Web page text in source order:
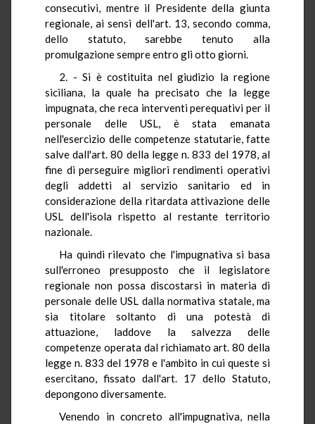
consecutivi, mentre il Presidente della giunta
regionale, ai sensi dell'art. 13, secondo comma,
dello statuto, sarebbe tenuto alla
promulgazione sempre entro gli otto giorni.
2. - Si è costituita nel giudizio la regione
siciliana, la quale ha precisato che la legge
impugnata, che reca interventi perequativi per il
personale delle USL, è stata emanata
nell'esercizio delle competenze statutarie, fatte
salve dall'art. 80 della legge n. 833 del 1978, al
fine di perseguire migliori rendimenti operativi
degli addetti al servizio sanitario ed in
considerazione della ritardata attivazione delle
USL dell'isola rispetto al restante territorio
nazionale.
Ha quindi rilevato che l'impugnativa si basa
sull'erroneo presupposto che il legislatore
regionale non possa discostarsi in materia di
personale delle USL dalla normativa statale, ma
sia titolare soltanto di una potestà di
attuazione, laddove la salvezza delle
competenze operata dal richiamato art. 80 della
legge n. 833 del 1978 e l'ambito in cui queste si
esercitano, fissato dall'art. 17 dello Statuto,
depongono diversamente.
Venendo in concreto all'impugnativa, nella